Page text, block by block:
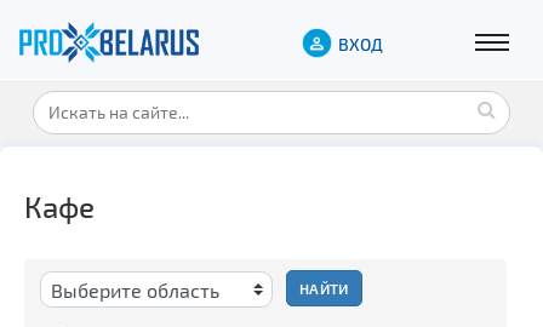
ВХОД
Кафе
НАЙТИ